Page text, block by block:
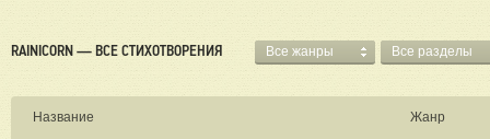
RAINICORN — ВСЕ СТИХОТВОРЕНИЯ Все жанры Все разделы
Название Жанр